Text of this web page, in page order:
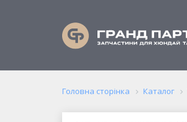
Головна сторінка Каталог